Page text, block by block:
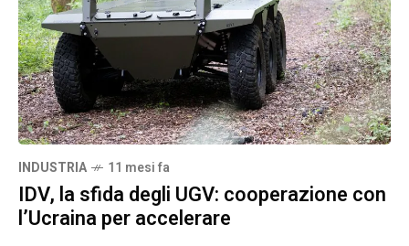
INDUSTRIA 11 mesi fa
IDV, la sfida degli UGV: cooperazione con
l’Ucraina per accelerare